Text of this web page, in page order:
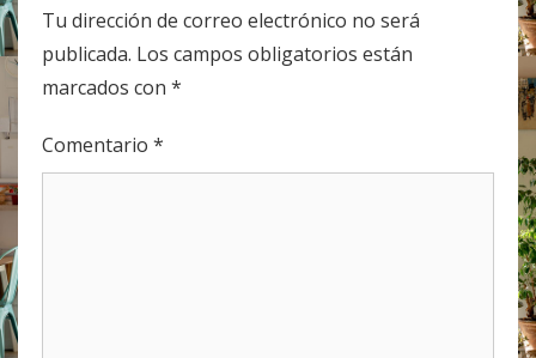
Tu dirección de correo electrónico no será
publicada. Los campos obligatorios están
marcados con *
Comentario *